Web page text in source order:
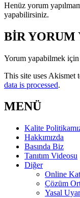
Henüz yorum
yapabilirsiniz.
BİR YORUM
Yorum yapabilmek için
This site uses Akismet
data is processed.
MENÜ
Kalite
Hakkımızda
Basında Biz
Tanıtım Videosu
Diğer
Online
Çözüm
Yasal